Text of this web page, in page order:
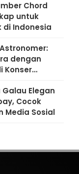
Chord
untuk
di Indonesia
dengan
Konser
Elegan
Cocok
Media Sosial